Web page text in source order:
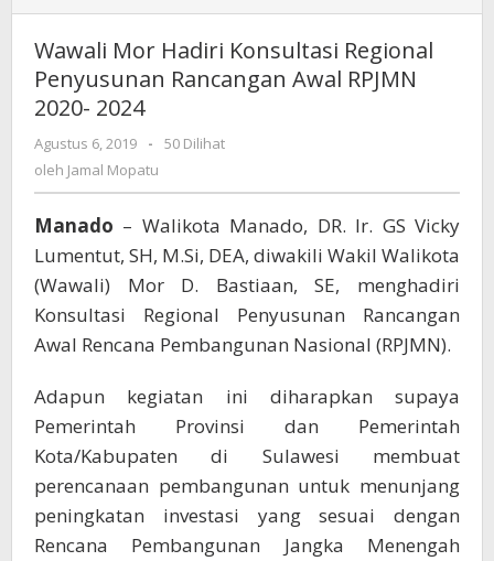
Mor
Konsultasi
Regional
Awal
2020-
2024
Wawali Mor Hadiri Konsultasi Regional
Penyusunan Rancangan Awal RPJMN
2020- 2024
Agustus 6, 2019
oleh
Jamal
-
50 Dilihat
oleh Jamal Mopatu
Manado – Walikota Manado, DR. Ir. GS Vicky
Lumentut, SH, M.Si, DEA, diwakili Wakil Walikota
(Wawali) Mor D. Bastiaan, SE, menghadiri
Konsultasi Regional Penyusunan Rancangan
Awal Rencana Pembangunan Nasional (RPJMN).
Adapun kegiatan ini diharapkan supaya
Pemerintah Provinsi dan Pemerintah
Kota/Kabupaten di Sulawesi membuat
perencanaan pembangunan untuk menunjang
peningkatan investasi yang sesuai dengan
Rencana Pembangunan Jangka Menengah